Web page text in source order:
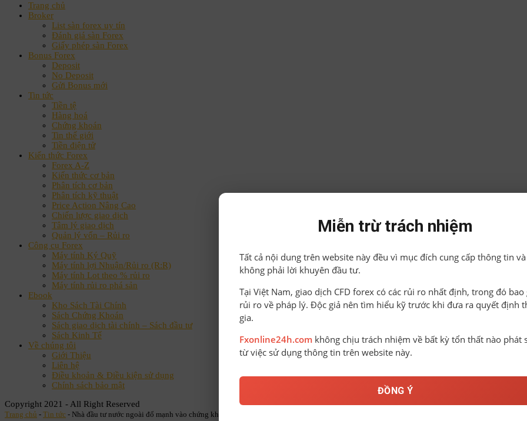
Trang chủ
Broker
List sàn forex uy tín
Đánh giá sàn Forex
Giấy phép sàn Forex
Bonus Forex
Deposit
No Deposit
Gửi Bonus mới
Tin tức
Tiền tệ
Hàng hoá
Chứng khoán
Tin thế giới
Tiền điện tử
Kiến thức Forex
Forex A-Z
Kiến thức cơ bản
Phân tích cơ bản
Phân tích kỹ thuật
Price Action Nâng Cao
Chiến lược giao dịch
Tâm lý giao dịch
Quản lý vốn – Rủi ro
Công cụ Forex
Máy tính Ký Quỹ
Máy tính lợi Nhuận/Rủi ro (R:R)
Máy tính Lot theo % rủi ro
Máy tính rủi ro phá sản
Ebook
Kho Sách Tài Chính
Sách Chứng Khoán
Sách giao dịch tài chính – Sách đầu tư
Sách Kinh Tế
Về chúng tôi
Giới Thiệu
Liên hệ
Điều khoản & Điều kiện sử dụng
Chính sách bảo mật
Copyright 2021 - All Right Reserved
Trang chủ - Tin tức - Nhà đầu tư nước ngoài đổ mạnh vào chứng khoán Trung Quốc, vượt mốc 50 tỷ USD
Miễn trừ trách nhiệm
Tất cả nội dung trên website này đều vì mục đích cung cấp thông tin và
không phải lời khuyên đầu tư.
Tại Việt Nam, giao dịch CFD forex có các rủi ro nhất định, trong đó bao
rủi ro về pháp lý. Độc giả nên tìm hiểu kỹ trước khi đưa ra quyết định
gia.
Fxonline24h.com không chịu trách nhiệm về bất kỳ tổn thất nào phát
từ việc sử dụng thông tin trên website này.
ĐỒNG Ý